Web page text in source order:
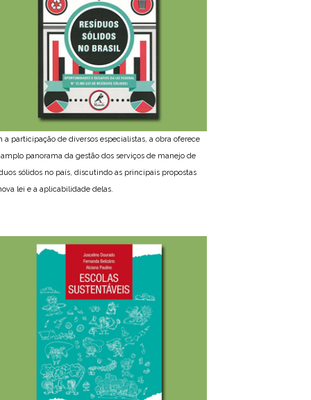
a participação de diversos especialistas, a obra oferece
panorama da gestão dos serviços de manejo de
sólidos no país, discutindo as principais propostas
lei e a aplicabilidade delas.